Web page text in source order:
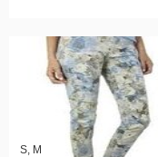
S, M